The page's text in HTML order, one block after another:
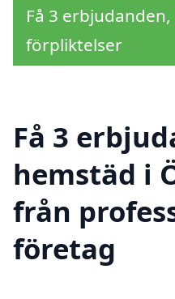
Få 3
förpliktelser
Få 3
hemstäd i
från
företag